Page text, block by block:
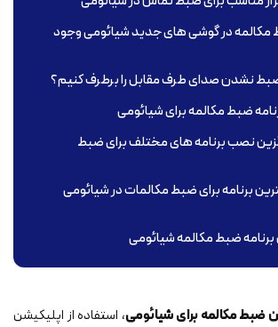
مکالمه در گوشی های جدید شیائومی وجود
نشدن صدای طرف مقابل را برطرف کنیم؟
ضبط مکالمه برای شیائومی
نصب برنامه های مختلف برای ضبط
برنامه برای ضبط مکالمات در شیائومی
ضبط مکالمه شیائومی
ضبط مکالمه برای شیائومی، استفاده از اپلیکیشن